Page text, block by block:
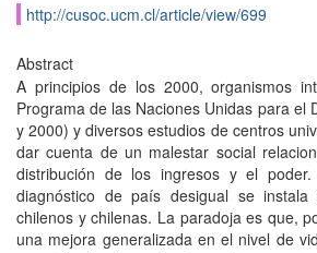
http://cusoc.ucm.cl/article/view/699
Abstract
A principios de los 2000, organismos
Programa de las Naciones Unidas para el
y 2000) y diversos estudios de centros
dar cuenta de un malestar social
distribución de los ingresos y el
diagnóstico de país desigual se
chilenos y chilenas. La paradoja es que,
una mejora generalizada en el nivel de